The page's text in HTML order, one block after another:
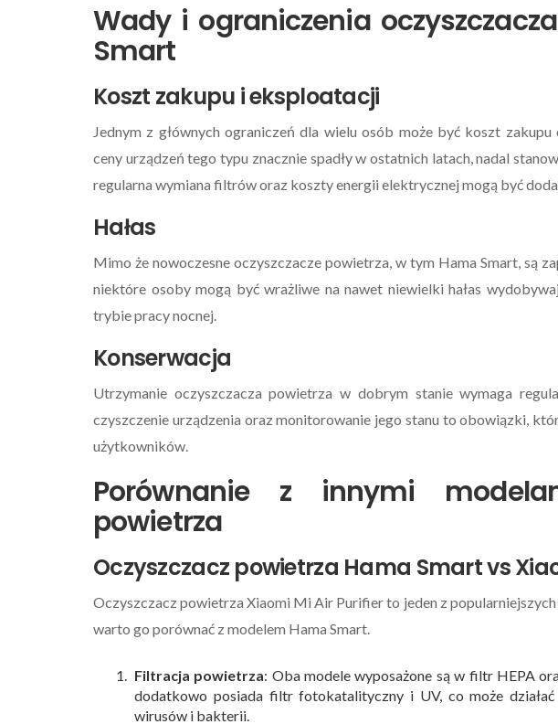
Wady i ograniczenia
Smart
Koszt zakupu i eksploatacji
Jednym z głównych ograniczeń dla wielu osób może być koszt
ceny urządzeń tego typu znacznie spadły w ostatnich latach, nadal
regularna wymiana filtrów oraz koszty energii elektrycznej mogą być
Hałas
Mimo że nowoczesne oczyszczacze powietrza, w tym Hama Smart, są
niektóre osoby mogą być wrażliwe na nawet niewielki hałas
trybie pracy nocnej.
Konserwacja
Utrzymanie oczyszczacza powietrza w dobrym stanie wymaga
czyszczenie urządzenia oraz monitorowanie jego stanu to obowiązki,
użytkowników.
Porównanie z innymi
powietrza
Oczyszczacz powietrza Hama Smart vs
Oczyszczacz powietrza Xiaomi Mi Air Purifier to jeden z
warto go porównać z modelem Hama Smart.
Filtracja powietrza: Oba modele wyposażone są w filtr HEPA
dodatkowo posiada filtr fotokatalityczny i UV, co może
wirusów i bakterii.